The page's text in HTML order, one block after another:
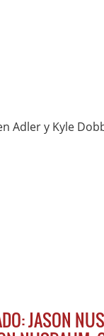
Adler y Kyle
JASON